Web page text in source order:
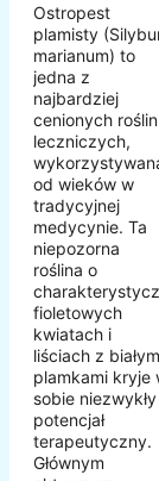
Ostropest
plamisty
marianum) to
jedna z
najbardziej
cenionych roślin
leczniczych,
od wieków w
tradycyjnej
medycynie. Ta
niepozorna
roślina o
fioletowych
kwiatach i
liściach z
plamkami kryje
sobie niezwykły
potencjał
terapeutyczny.
Głównym